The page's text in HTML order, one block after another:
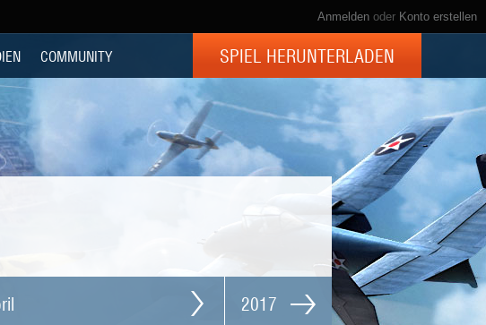
Anmelden oder Konto erstellen
COMMUNITY SPIEL HERUNTERLADEN
2017